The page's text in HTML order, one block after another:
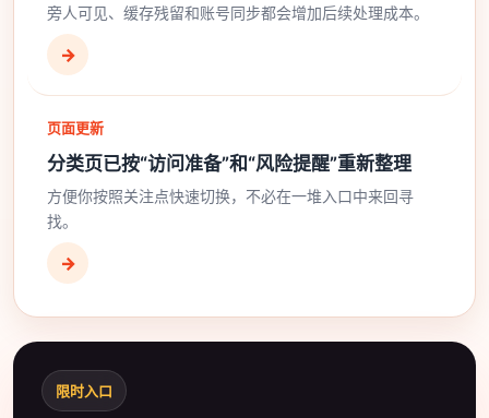
旁人可见、缓存残留和账号同步都会增加后续处理成本。
→
页面更新
分类页已按“访问准备”和“风险提醒”重新整理
方便你按照关注点快速切换，不必在一堆入口中来回寻
找。
→
限时入口